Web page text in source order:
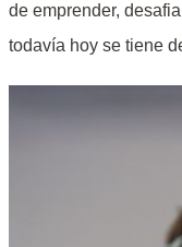
de emprender,
todavía hoy se tiene